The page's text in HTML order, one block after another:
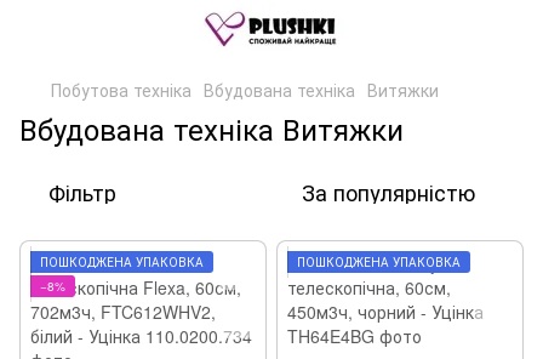
Побутова техніка Вбудована техніка Витяжки
Вбудована техніка Витяжки
Фільтр За популярністю
ПОШКОДЖЕНА УПАКОВКА
−8%
ПОШКОДЖЕНА УПАКОВКА